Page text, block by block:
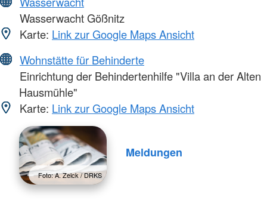
Wasserwacht Gößnitz
Karte: Link zur Google Maps Ansicht
Wohnstätte für Behinderte
Einrichtung der Behindertenhilfe "Villa an der Alten
Hausmühle"
Karte: Link zur Google Maps Ansicht
Foto: A. Zelck / DRKS
Meldungen